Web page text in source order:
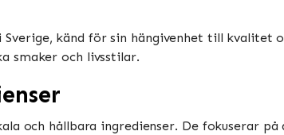
känd för sin hängivenhet till
smaker och livsstilar.
och hållbara ingredienser. De fokuserar